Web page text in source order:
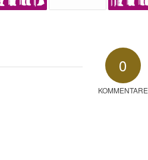
0
KOMMENTARE